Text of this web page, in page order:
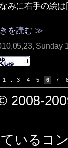
みに右手の絵
を読む ≫
Sunday
1 3 4 5 6 7 8
2008-
いるコ